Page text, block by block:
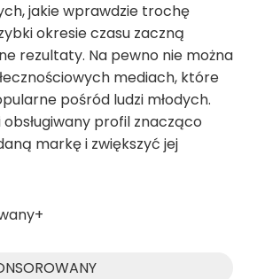
jakie wprawdzie trochę
okresie czasu zaczną
rezultaty. Na pewno nie można
mediach, które
pośród ludzi młodych.
profil znacząco
markę i zwiększyć jej